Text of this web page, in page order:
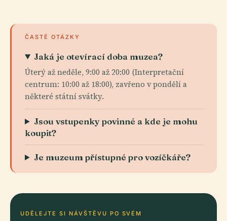
ČASTÉ OTÁZKY
Jaká je otevírací doba muzea?
Úterý až neděle, 9:00 až 20:00 (Interpretační
centrum: 10:00 až 18:00), zavřeno v pondělí a
některé státní svátky.
Jsou vstupenky povinné a kde je mohu
koupit?
Je muzeum přístupné pro vozíčkáře?
UDĚLEJTE SI NÁVŠTĚVU PO SVÉM